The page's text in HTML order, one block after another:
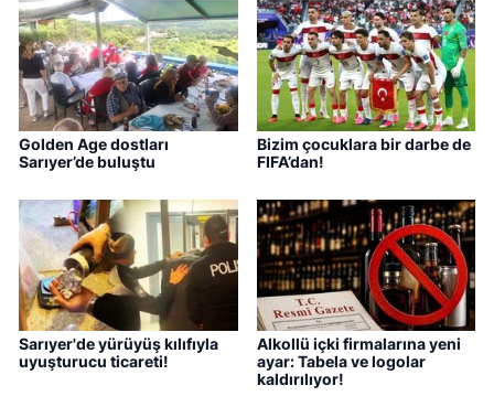
Golden Age dostları
Sarıyer’de buluştu
Bizim çocuklara bir darbe de
FIFA’dan!
Sarıyer'de yürüyüş kılıfıyla
uyuşturucu ticareti!
Alkollü içki firmalarına yeni
ayar: Tabela ve logolar
kaldırılıyor!